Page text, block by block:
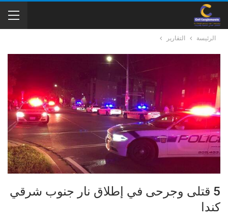
الرئيسة التقارير
5 قتلى وجرحى في إطلاق نار جنوب شرقي
كندا